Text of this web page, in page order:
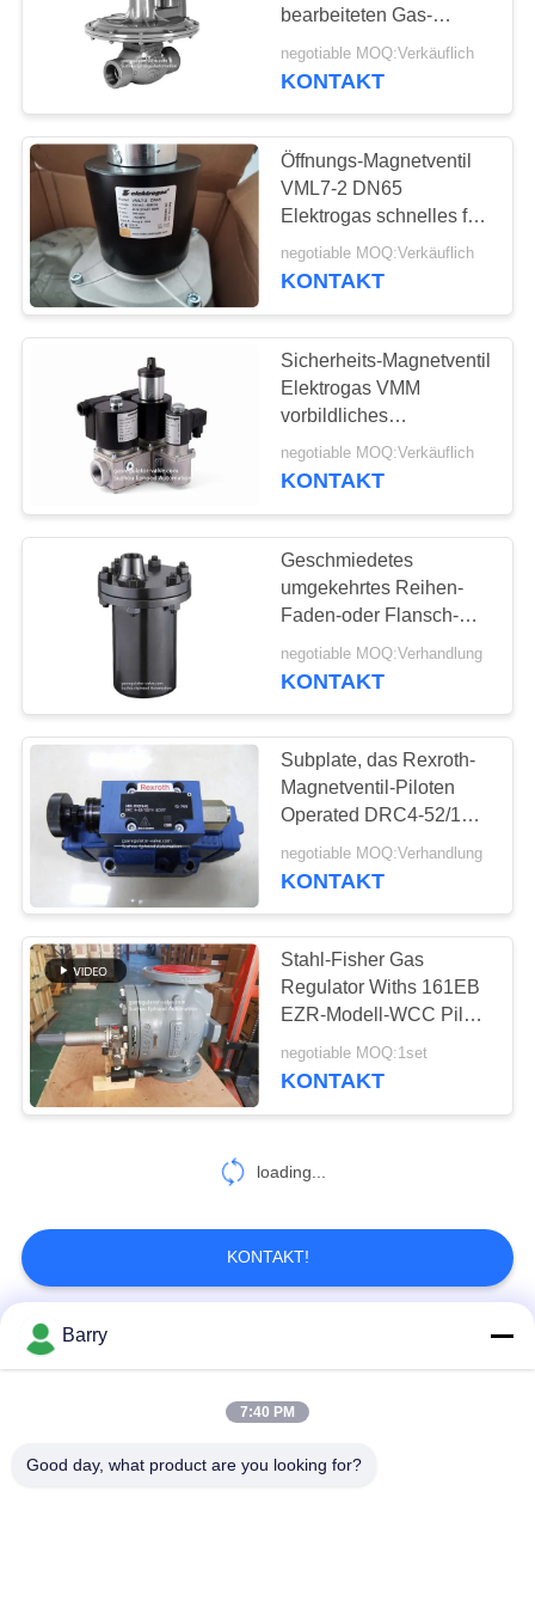
Edelstahl-
Kugelventil
Wasserschieber
18
Edelstahlkugelventil
WasserDrosselventil
17
Edelstahl-
8
Elektrisches
Motorventil
9
bearbeiteten Gas-
druckreduzierenden
Regler
negotiable MOQ:Verkäuflich
KONTAKT
Öffnungs-Magnetventil
VML7-2 DN65
Elektrogas schnelles für
Gas-Energie-Brenner
negotiable MOQ:Verkäuflich
KONTAKT
Sicherheits-Magnetventil
Elektrogas VMM
vorbildliches
mehrfaches für Gas-
stabilisierte Züge
negotiable MOQ:Verkäuflich
KONTAKT
Geschmiedetes
umgekehrtes Reihen-
Faden-oder Flansch-
Stahlende des Eimer-
Dampfentlüfter-642 - 646
negotiable MOQ:Verhandlung
KONTAKT
Subplate, das Rexroth-
Magnetventil-Piloten
Operated DRC4-52/100-
YV anbringt
negotiable MOQ:Verhandlung
KONTAKT
Stahl-Fisher Gas
Regulator Withs 161EB
EZR-Modell-WCC Pilot-
Valve High Flow-Rate
negotiable MOQ:1set
KONTAKT
loading...
KONTAKT!
Beliebte Kategorien
Barry
7:40 PM
Good day, what product are you looking for?